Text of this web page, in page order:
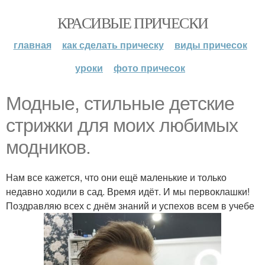
КРАСИВЫЕ ПРИЧЕСКИ
главная как сделать прическу
виды причесок
уроки
фото причесок
Модные, стильные детские
стрижки для моих любимых
модников.
Нам все кажется, что они ещё маленькие и только
недавно ходили в сад. Время идёт. И мы первоклашки!
Поздравляю всех с днём знаний и успехов всем в учебе